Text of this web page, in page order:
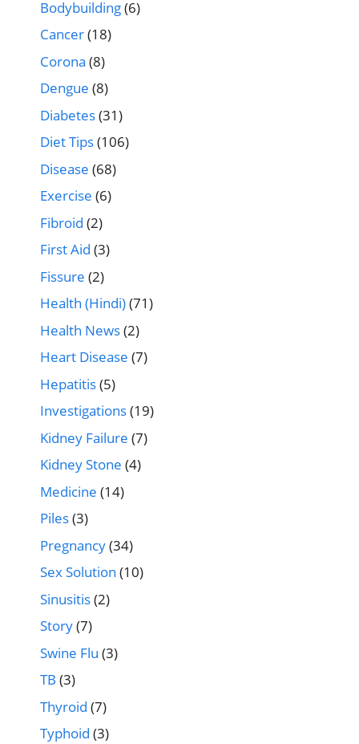
Bodybuilding(6)
Cancer(18)
Corona (8)
Dengue (8)
Diabetes(31)
Diet Tips(106)
Disease (68)
Exercise (6)
Fibroid (2)
First Aid (3)
Fissure (2)
Health (Hindi)(71)
Health News(2)
Heart Disease (7)
Hepatitis(5)
Investigations(19)
Kidney Failure (7)
Kidney Stone (4)
Medicine (14)
Piles(3)
Pregnancy(34)
Sex Solution (10)
Sinusitis(2)
Story(7)
Swine Flu (3)
TB (3)
Thyroid (7)
Typhoid (3)